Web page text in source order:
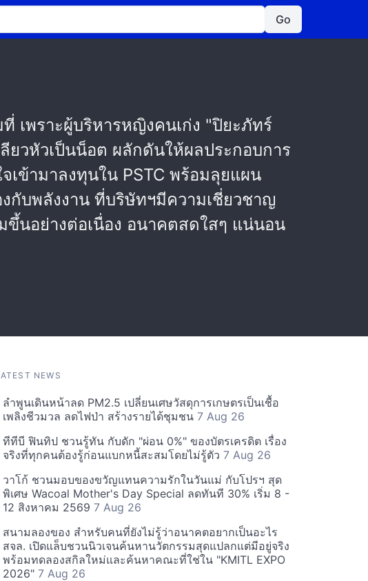
Go
ที่ เพราะผู้บริหารหญิงคนเก่ง "ปิยะภัทร์
ยวหัวเป็นน็อต ผลักดันให้ผลประกอบการ
ข้ามาลงทุนใน PSTC พร้อมลุยแผน
งกับพลังงาน ที่บริษัทฯมีความเชี่ยวชาญ
นอย่างต่อเนื่อง อนาคตสดใสๆ แน่นอน
NEWS
ลำพูนเดินหน้าลด PM2.5 เปลี่ยนเศษวัสดุการเกษตรเป็นเชื้อ
เพลิงชีวมวล ลดไฟป่า สร้างรายได้ชุมชน 7 Aug 26
ทีทีบี ฟินทิป ชวนรู้ทัน กับดัก "ผ่อน 0%" ของบัตรเครดิต เรื่อง
จริงที่ทุกคนต้องรู้ก่อนแบกหนี้สะสมโดยไม่รู้ตัว 7 Aug 26
วาโก้ ชวนมอบของขวัญแทนความรักในวันแม่ กับโปรฯ สุด
พิเศษ Wacoal Mother's Day Special ลดทันที 30% เริ่ม 8 -
12 สิงหาคม 2569 7 Aug 26
สนามลองของ สำหรับคนที่ยังไม่รู้ว่าอนาคตอยากเป็นอะไร
สจล. เปิดแล็บชวนนิวเจนค้นหานวัตกรรมสุดแปลกแต่มีอยู่จริง
พร้อมทดลองสกิลใหม่และค้นหาคณะที่ใช่ใน "KMITL EXPO
2026" 7 Aug 26